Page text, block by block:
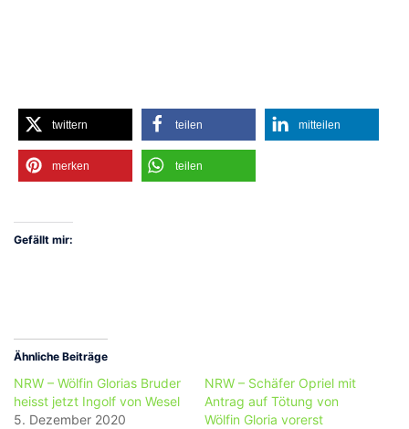
twittern teilen mitteilen
merken teilen
Gefällt mir:
Ähnliche Beiträge
NRW – Wölfin Glorias Bruder
heisst jetzt Ingolf von Wesel
5. Dezember 2020
NRW – Schäfer Opriel mit
Antrag auf Tötung von
Wölfin Gloria vorerst